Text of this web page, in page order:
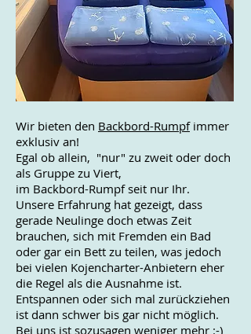
Wir bieten den Backbord-Rumpfimmer
exklusiv an!
Egal ob allein, "nur" zu zweit oder doch
als Gruppe zu Viert,
im Backbord-Rumpf seit nur Ihr.
Unsere Erfahrung hat gezeigt, dass
gerade Neulinge doch etwas Zeit
brauchen, sich mit Fremden ein Bad
oder gar ein Bett zu teilen, was jedoch
bei vielen Kojencharter-Anbietern eher
die Regel als die Ausnahme ist.
Entspannen oder sich mal zurückziehen
ist dann schwer bis gar nicht möglich.
Bei uns ist sozusagen weniger mehr :-)